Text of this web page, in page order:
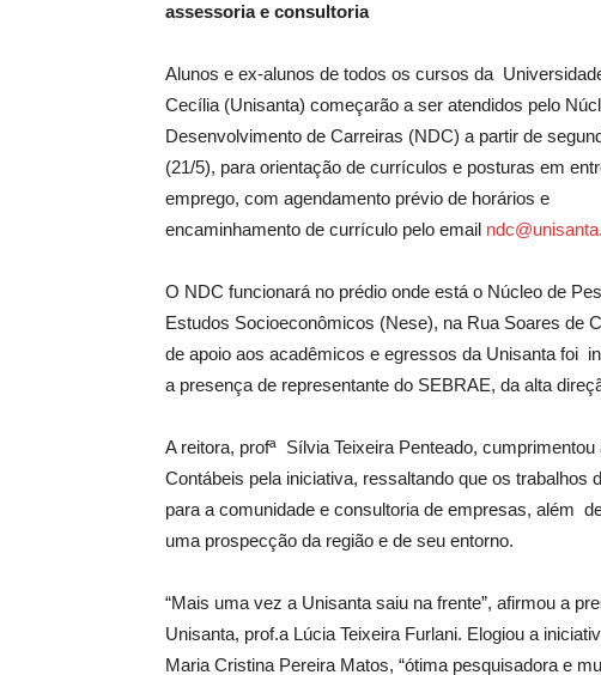
assessoria e consultoria
Alunos e ex-alunos de todos os cursos da
Cecília (Unisanta) começarão a ser atendidos pelo
Desenvolvimento de Carreiras (NDC) a partir de
(21/5), para orientação de currículos e posturas em
emprego, com agendamento prévio de horários e
encaminhamento de currículo pelo email
O NDC funcionará no prédio onde está o Núcleo de
Estudos Socioeconômicos (Nese), na Rua Soares de
de apoio aos acadêmicos e egressos da Unisanta foi
a presença de representante do SEBRAE, da alta
A reitora, profª Sílvia Teixeira Penteado,
Contábeis pela iniciativa, ressaltando que os
para a comunidade e consultoria de empresas, além
uma prospecção da região e de seu entorno.
“Mais uma vez a Unisanta saiu na frente”, afirmou a
Unisanta, prof.a Lúcia Teixeira Furlani. Elogiou a
Maria Cristina Pereira Matos, “ótima pesquisadora e